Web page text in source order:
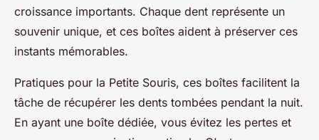
croissance importants. Chaque dent représente un
souvenir unique, et ces boîtes aident à préserver ces
instants mémorables.
Pratiques pour la Petite Souris, ces boîtes facilitent la
tâche de récupérer les dents tombées pendant la nuit.
En ayant une boîte dédiée, vous évitez les pertes et